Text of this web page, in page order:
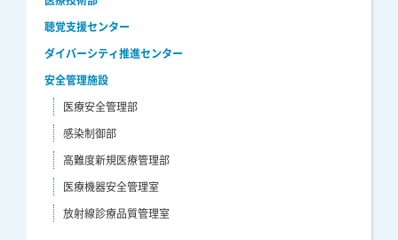
聴覚支援センター
ダイバーシティ推進センター
安全管理施設
医療安全管理部
感染制御部
高難度新規医療管理部
医療機器安全管理室
放射線診療品質管理室